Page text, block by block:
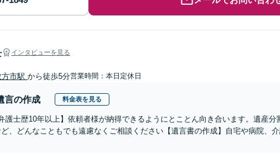
インタビューを見る
方市駅 から徒歩5分営業時間：本日定休日
言の作成 料金表を見る
護士歴10年以上】依頼者様が納得できるようにとことん向き合います。遺産分
、どんなこともでも遠慮なくご相談ください【遺言書の作成】自宅や病院、